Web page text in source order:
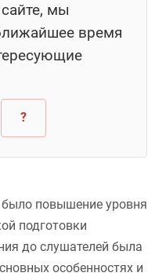
мы
время
?
повышение уровня
подготовки
до слушателей была
особенностях и